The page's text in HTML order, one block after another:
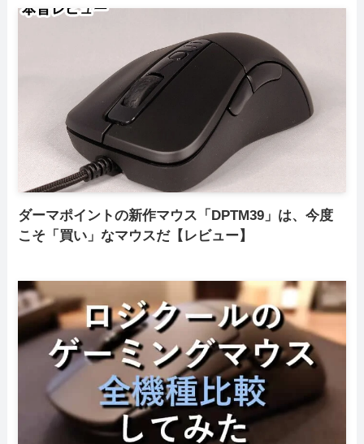
ダーマポイントの新作マウス「DPTM39」は、今度
こそ「買い」なマウスだ【レビュー】